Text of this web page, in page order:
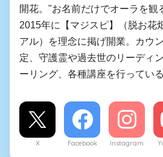
開花。"お名前だけでオーラを観
2015年に【マジスピ】（脱お花
アル）を理念に掲げ開業。カウ
定、守護霊や過去世のリーディ
ーリング、各種講座を行っている
X Facebook Instagram